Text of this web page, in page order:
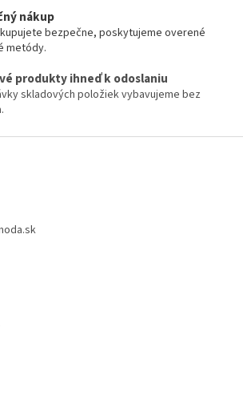
nákup
bezpečne, poskytujeme overené
metódy.
produkty ihneď k odoslaniu
skladových položiek vybavujeme bez